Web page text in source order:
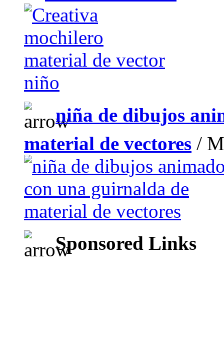
niña de dibujos
material de vectores /
Sponsored Links